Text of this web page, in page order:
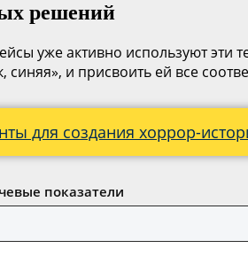
решений
уже активно используют эти
синяя», и присвоить ей все
для создания хоррор-
показатели